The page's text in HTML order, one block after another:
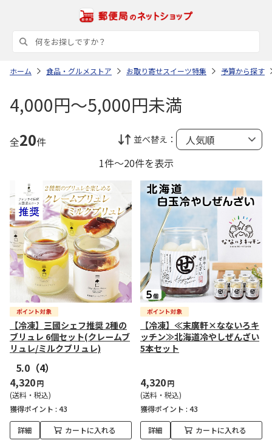
ホーム 食品・グルメストア お取り寄せスイーツ特集 予算から探す
4,000円～5,000円未満
全20件 並べ替え：
1件～20件を表示
【冷凍】三國シェフ推奨 2種の
ブリュレ 6個セット(クレームブ
リュレ/ミルクブリュレ)
5.0 （4）
4,320円
(送料・税込)
獲得ポイント : 43
詳細 カートに入れる
【冷凍】≪末廣軒×なないろキ
ッチン≫北海道冷やしぜんざい
5本セット
4,320円
(送料・税込)
獲得ポイント : 43
詳細 カートに入れる